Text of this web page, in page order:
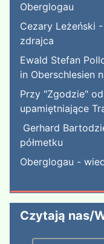
Oberglogau
Cezary Leżeński
zdrajca
Ewald Stefan
in Oberschlesien
Przy "Zgodzie"
upamiętniające
Gerhard
półmetku
Oberglogau -
Czytają nas/